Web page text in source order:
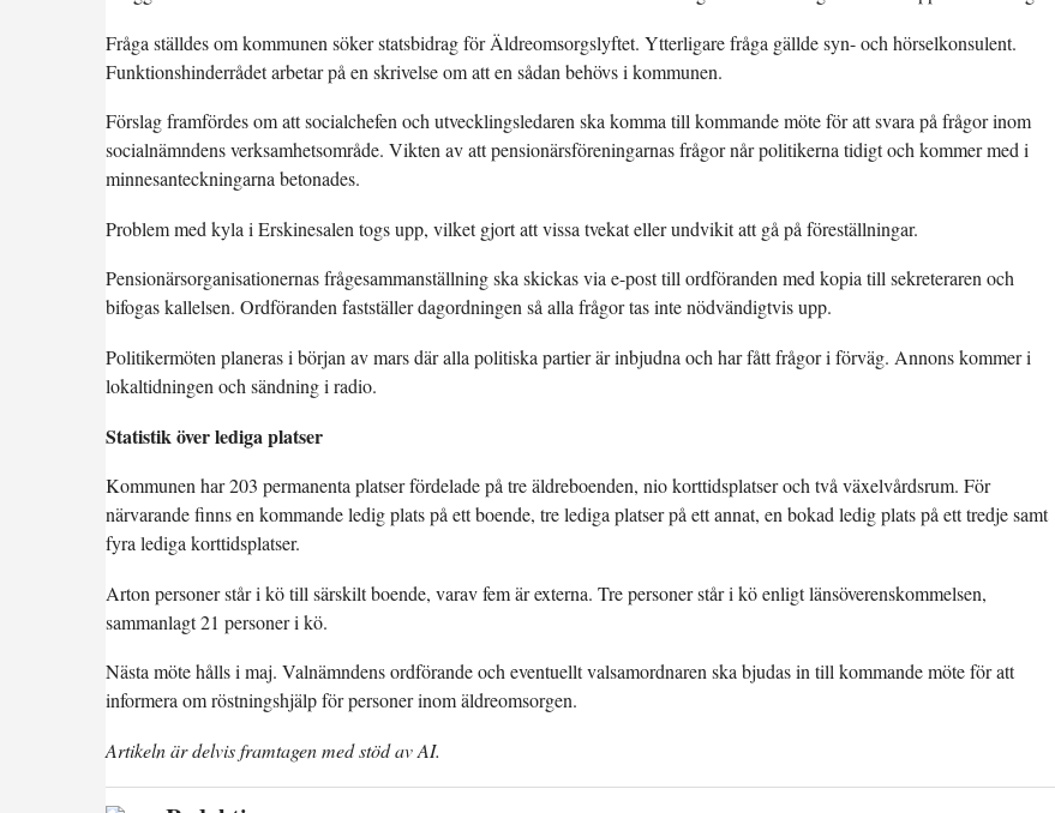
Fråga ställdes om kommunen söker statsbidrag för Äldreomsorgslyftet. Ytterligare fråga gällde syn- och hörselkonsulent.
Funktionshinderrådet arbetar på en skrivelse om att en sådan behövs i kommunen.
Förslag framfördes om att socialchefen och utvecklingsledaren ska komma till kommande möte för att svara på frågor inom
socialnämndens verksamhetsområde. Vikten av att pensionärsföreningarnas frågor når politikerna tidigt och kommer med i
minnesanteckningarna betonades.
Problem med kyla i Erskinesalen togs upp, vilket gjort att vissa tvekat eller undvikit att gå på föreställningar.
Pensionärsorganisationernas frågesammanställning ska skickas via e-post till ordföranden med kopia till sekreteraren och
bifogas kallelsen. Ordföranden fastställer dagordningen så alla frågor tas inte nödvändigtvis upp.
Politikermöten planeras i början av mars där alla politiska partier är inbjudna och har fått frågor i förväg. Annons kommer i
lokaltidningen och sändning i radio.
Statistik över lediga platser
Kommunen har 203 permanenta platser fördelade på tre äldreboenden, nio korttidsplatser och två växelvårdsrum. För
närvarande finns en kommande ledig plats på ett boende, tre lediga platser på ett annat, en bokad ledig plats på ett tredje samt
fyra lediga korttidsplatser.
Arton personer står i kö till särskilt boende, varav fem är externa. Tre personer står i kö enligt länsöverenskommelsen,
sammanlagt 21 personer i kö.
Nästa möte hålls i maj. Valnämndens ordförande och eventuellt valsamordnaren ska bjudas in till kommande möte för att
informera om röstningshjälp för personer inom äldreomsorgen.
Artikeln är delvis framtagen med stöd av AI.